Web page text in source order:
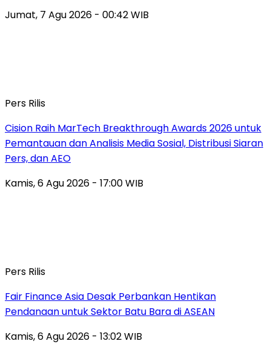
Jumat, 7 Agu 2026 - 00:42 WIB
Pers Rilis
Cision Raih MarTech Breakthrough Awards 2026 untuk
Pemantauan dan Analisis Media Sosial, Distribusi Siaran
Pers, dan AEO
Kamis, 6 Agu 2026 - 17:00 WIB
Pers Rilis
Fair Finance Asia Desak Perbankan Hentikan
Pendanaan untuk Sektor Batu Bara di ASEAN
Kamis, 6 Agu 2026 - 13:02 WIB